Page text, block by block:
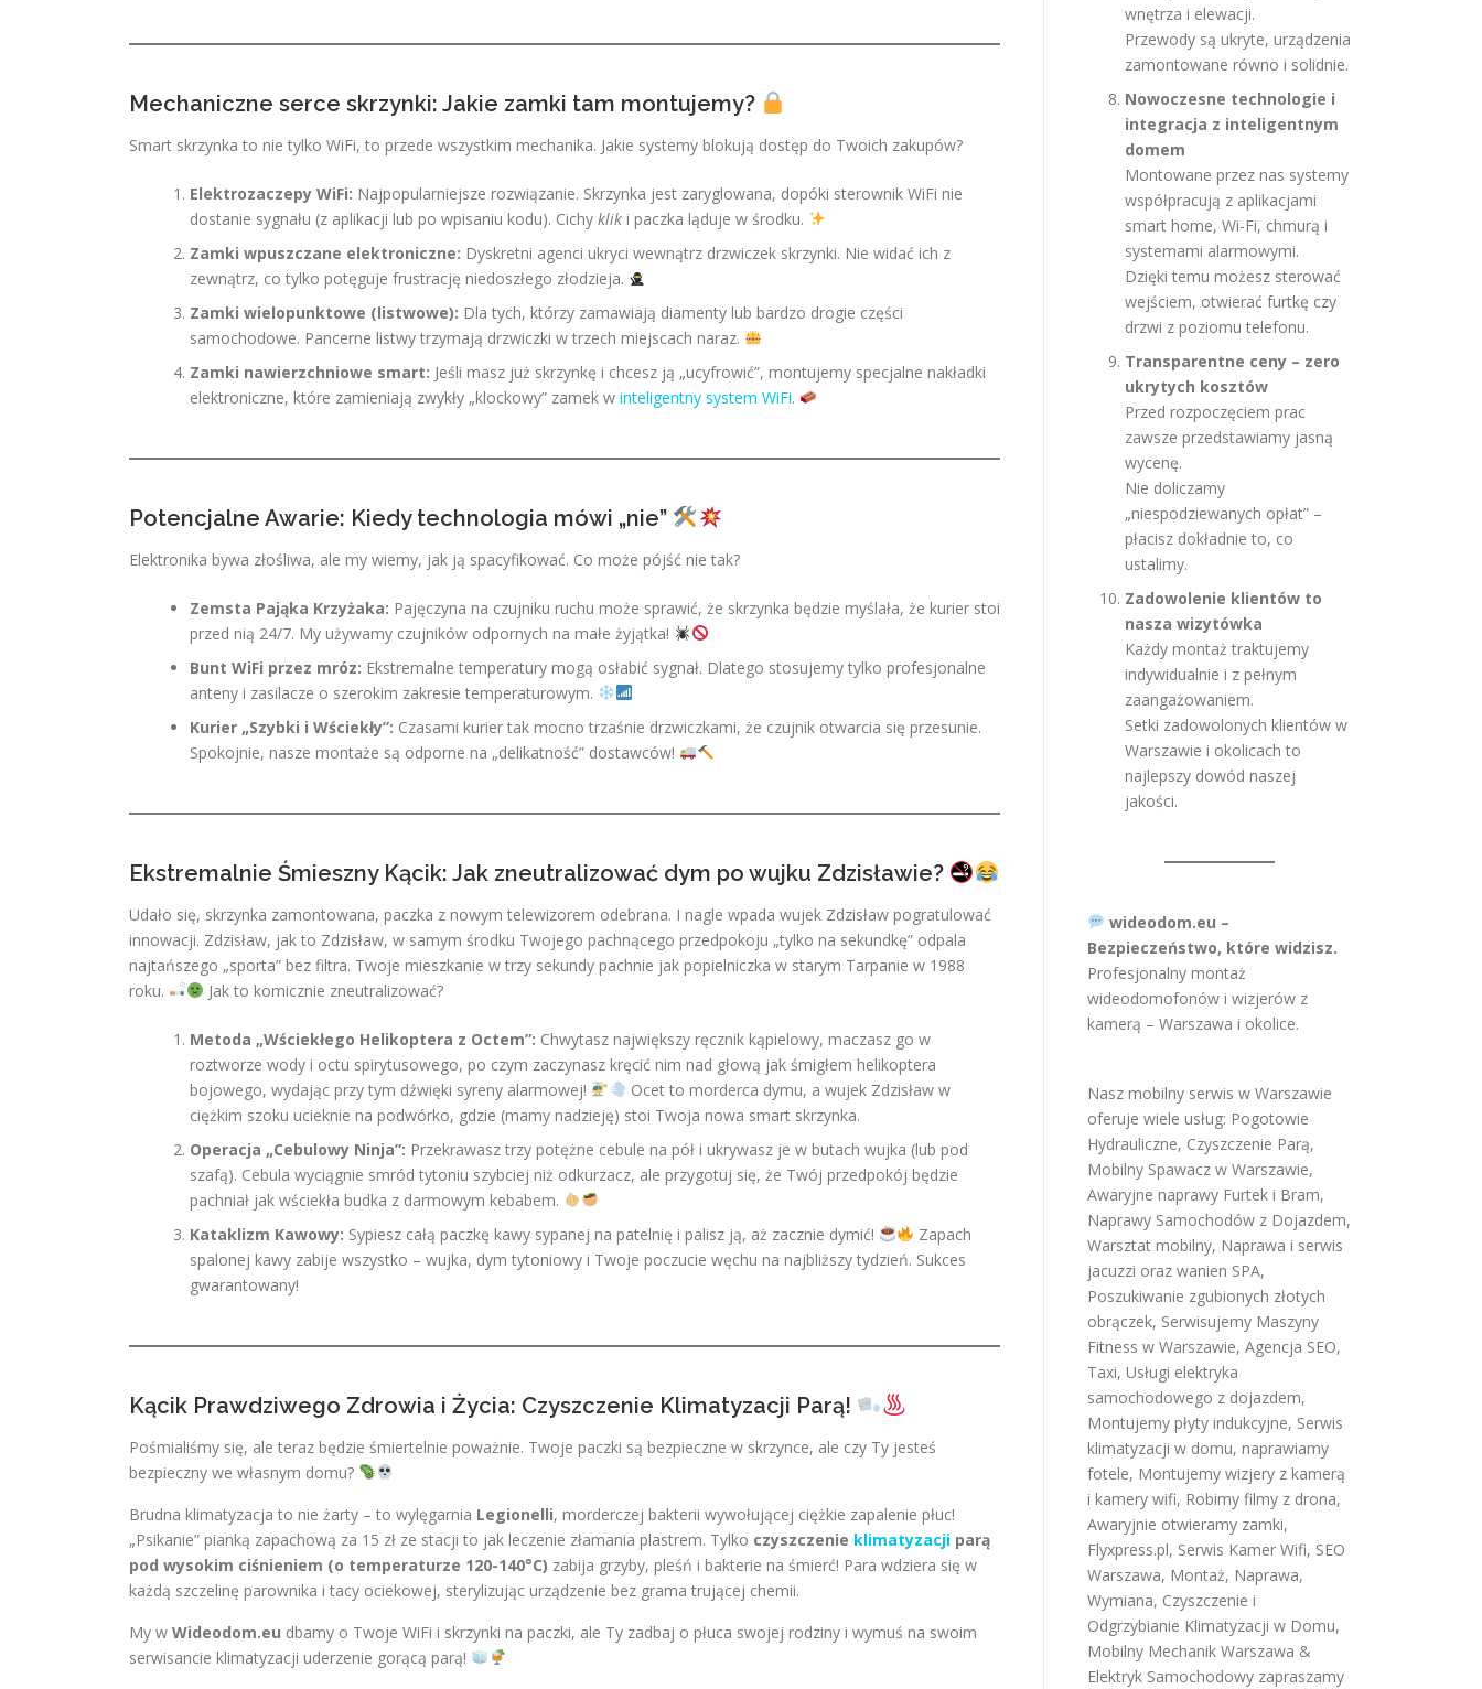
Mechaniczne serce skrzynki: Jakie zamki tam montujemy?
Smart skrzynka to nie tylko WiFi, to przede wszystkim mechanika. Jakie systemy blokują dostęp do Twoich zakupów?
Elektrozaczepy WiFi: Najpopularniejsze rozwiązanie. Skrzynka jest zaryglowana, dopóki sterownik WiFi nie
dostanie sygnału (z aplikacji lub po wpisaniu kodu). Cichy klik i paczka ląduje w środku.
Zamki wpuszczane elektroniczne: Dyskretni agenci ukryci wewnątrz drzwiczek skrzynki. Nie widać ich z
zewnątrz, co tylko potęguje frustrację niedoszłego złodzieja.
Zamki wielopunktowe (listwowe): Dla tych, którzy zamawiają diamenty lub bardzo drogie części
samochodowe. Pancerne listwy trzymają drzwiczki w trzech miejscach naraz.
Zamki nawierzchniowe smart: Jeśli masz już skrzynkę i chcesz ją „ucyfrowić”, montujemy specjalne nakładki
elektroniczne, które zamieniają zwykły „klockowy” zamek w inteligentny system WiFi.
Potencjalne Awarie: Kiedy technologia mówi „nie”
Elektronika bywa złośliwa, ale my wiemy, jak ją spacyfikować. Co może pójść nie tak?
Zemsta Pająka Krzyżaka: Pajęczyna na czujniku ruchu może sprawić, że skrzynka będzie myślała, że kurier stoi
przed nią 24/7. My używamy czujników odpornych na małe żyjątka!
Bunt WiFi przez mróz: Ekstremalne temperatury mogą osłabić sygnał. Dlatego stosujemy tylko profesjonalne
anteny i zasilacze o szerokim zakresie temperaturowym.
Kurier „Szybki i Wściekły”: Czasami kurier tak mocno trzaśnie drzwiczkami, że czujnik otwarcia się przesunie.
Spokojnie, nasze montaże są odporne na „delikatność” dostawców!
Ekstremalnie Śmieszny Kącik: Jak zneutralizować dym po wujku Zdzisławie?
Udało się, skrzynka zamontowana, paczka z nowym telewizorem odebrana. I nagle wpada wujek Zdzisław pogratulować
innowacji. Zdzisław, jak to Zdzisław, w samym środku Twojego pachnącego przedpokoju „tylko na sekundkę” odpala
najtańszego „sporta” bez filtra. Twoje mieszkanie w trzy sekundy pachnie jak popielniczka w starym Tarpanie w 1988
roku.
Jak to komicznie zneutralizować?
Metoda „Wściekłego Helikoptera z Octem”: Chwytasz największy ręcznik kąpielowy, maczasz go w
roztworze wody i octu spirytusowego, po czym zaczynasz kręcić nim nad głową jak śmigłem helikoptera
bojowego, wydając przy tym dźwięki syreny alarmowej!
Ocet to morderca dymu, a wujek Zdzisław w
ciężkim szoku ucieknie na podwórko, gdzie (mamy nadzieję) stoi Twoja nowa smart skrzynka.
Operacja „Cebulowy Ninja”: Przekrawasz trzy potężne cebule na pół i ukrywasz je w butach wujka (lub pod
szafą). Cebula wyciągnie smród tytoniu szybciej niż odkurzacz, ale przygotuj się, że Twój przedpokój będzie
pachniał jak wściekła budka z darmowym kebabem.
Kataklizm Kawowy: Sypiesz całą paczkę kawy sypanej na patelnię i palisz ją, aż zacznie dymić!
Zapach
spalonej kawy zabije wszystko – wujka, dym tytoniowy i Twoje poczucie węchu na najbliższy tydzień. Sukces
gwarantowany!
Kącik Prawdziwego Zdrowia i Życia: Czyszczenie Klimatyzacji Parą!
Pośmialiśmy się, ale teraz będzie śmiertelnie poważnie. Twoje paczki są bezpieczne w skrzynce, ale czy Ty jesteś
bezpieczny we własnym domu?
Brudna klimatyzacja to nie żarty – to wylęgarnia Legionelli, morderczej bakterii wywołującej ciężkie zapalenie płuc!
„Psikanie” pianką zapachową za 15 zł ze stacji to jak leczenie złamania plastrem. Tylko czyszczenie klimatyzacji parą
pod wysokim ciśnieniem (o temperaturze 120-140°C) zabija grzyby, pleśń i bakterie na śmierć! Para wdziera się w
każdą szczelinę parownika i tacy ociekowej, sterylizując urządzenie bez grama trującej chemii.
My w Wideodom.eu dbamy o Twoje WiFi i skrzynki na paczki, ale Ty zadbaj o płuca swojej rodziny i wymuś na swoim
serwisancie klimatyzacji uderzenie gorącą parą!
wnętrza i elewacji.
Przewody są ukryte, urządzenia
zamontowane równo i solidnie.
Nowoczesne technologie i
integracja z inteligentnym
domem
Montowane przez nas systemy
współpracują z aplikacjami
smart home, Wi-Fi, chmurą i
systemami alarmowymi.
Dzięki temu możesz sterować
wejściem, otwierać furtkę czy
drzwi z poziomu telefonu.
Transparentne ceny – zero
ukrytych kosztów
Przed rozpoczęciem prac
zawsze przedstawiamy jasną
wycenę.
Nie doliczamy
„niespodziewanych opłat” –
płacisz dokładnie to, co
ustalimy.
Zadowolenie klientów to
nasza wizytówka
Każdy montaż traktujemy
indywidualnie i z pełnym
zaangażowaniem.
Setki zadowolonych klientów w
Warszawie i okolicach to
najlepszy dowód naszej
jakości.
wideodom.eu –
Bezpieczeństwo, które widzisz.
Profesjonalny montaż
wideodomofonów i wizjerów z
kamerą – Warszawa i okolice.
Nasz mobilny serwis w Warszawie
oferuje wiele usług: Pogotowie
Hydrauliczne, Czyszczenie Parą,
Mobilny Spawacz w Warszawie,
Awaryjne naprawy Furtek i Bram,
Naprawy Samochodów z Dojazdem,
Warsztat mobilny, Naprawa i serwis
jacuzzi oraz wanien SPA,
Poszukiwanie zgubionych złotych
obrączek, Serwisujemy Maszyny
Fitness w Warszawie, Agencja SEO,
Taxi, Usługi elektryka
samochodowego z dojazdem,
Montujemy płyty indukcyjne, Serwis
klimatyzacji w domu, naprawiamy
fotele, Montujemy wizjery z kamerą
i kamery wifi, Robimy filmy z drona,
Awaryjnie otwieramy zamki,
Flyxpress.pl, Serwis Kamer Wifi, SEO
Warszawa, Montaż, Naprawa,
Wymiana, Czyszczenie i
Odgrzybianie Klimatyzacji w Domu,
Mobilny Mechanik Warszawa &
Elektryk Samochodowy zapraszamy